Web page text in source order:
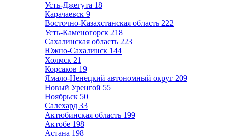
Усть-Джегута 18
Карачаевск 9
Восточно-Казахстанская область 222
Усть-Каменогорск 218
Сахалинская область 223
Южно-Сахалинск 144
Холмск 21
Корсаков 19
Ямало-Ненецкий автономный округ 209
Новый Уренгой 55
Ноябрьск 50
Салехард 33
Актюбинская область 199
Актобе 198
Астана 198